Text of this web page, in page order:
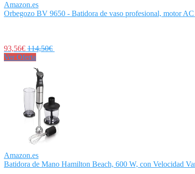
Amazon.es
Orbegozo BV 9650 - Batidora de vaso profesional, motor AC
93,56€ 114,50€
Ver Oferta
Amazon.es
Batidora de Mano Hamilton Beach, 600 W, con Velocidad